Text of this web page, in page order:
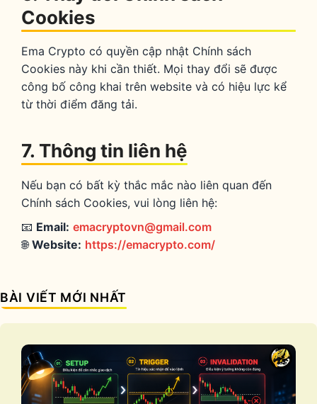
Cookies
Ema Crypto có quyền cập nhật Chính sách
Cookies này khi cần thiết. Mọi thay đổi sẽ được
công bố công khai trên website và có hiệu lực kể
từ thời điểm đăng tải.
7. Thông tin liên hệ
Nếu bạn có bất kỳ thắc mắc nào liên quan đến
Chính sách Cookies, vui lòng liên hệ:
📧 Email: emacryptovn@gmail.com
🌐Website: https://emacrypto.com/
BÀI VIẾT MỚI NHẤT